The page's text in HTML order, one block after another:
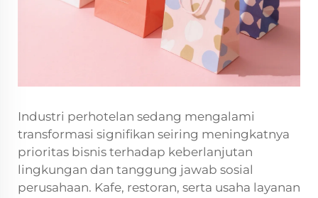
Industri perhotelan sedang mengalami
transformasi signifikan seiring meningkatnya
prioritas bisnis terhadap keberlanjutan
lingkungan dan tanggung jawab sosial
perusahaan. Kafe, restoran, serta usaha layanan